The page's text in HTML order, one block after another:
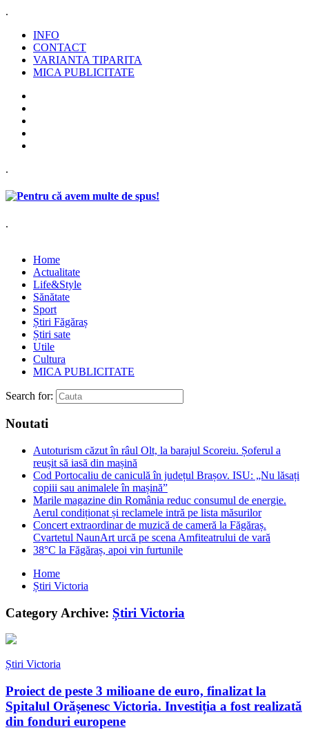
.
INFO
CONTACT
VARIANTA TIPARITA
MICA PUBLICITATE
.
.
Home
Actualitate
Life&Style
Sănătate
Sport
Știri Făgăraș
Știri sate
Utile
Cultura
MICA PUBLICITATE
Search for:
Noutati
Autoturism căzut în râul Olt, la barajul Scoreiu. Șoferul a
reușit să iasă din mașină
Cod Portocaliu de caniculă în județul Brașov. ISU: „Nu lăsați
copiii sau animalele în mașină”
Marile magazine din România reduc consumul de energie.
Aerul condiționat și reclamele intră pe lista măsurilor
Concert extraordinar de muzică de cameră la Făgăraș.
Cvartetul NaunArt urcă pe scena Amfiteatrului de vară
38°C la Făgăraș, apoi vin furtunile
Home
Știri Victoria
Category Archive: Știri Victoria
Știri Victoria
Proiect de peste 3 milioane de euro, finalizat la
Spitalul Orășenesc Victoria. Investiția a fost realizată
din fonduri europene